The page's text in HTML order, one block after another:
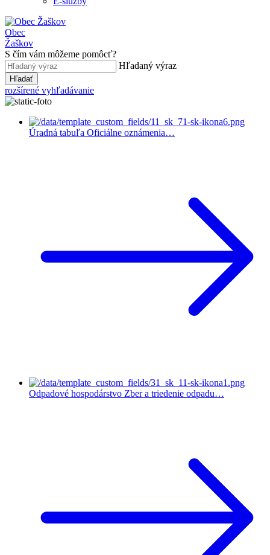
Obec
Žaškov
S čím vám môžeme pomôcť?
Hľadaný výraz
Hľadať
rozšírené vyhľadávanie
Úradná tabuľa Oficiálne oznámenia…
Odpadové hospodárstvo Zber a triedenie odpadu…